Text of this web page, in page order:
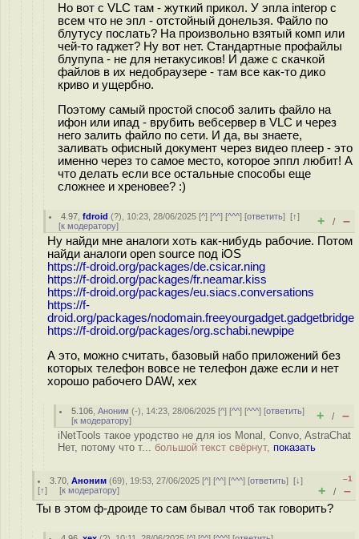
Но вот с VLC там - жуткий прикол. У эпла interop с
всем что не эпл - отстойный донельзя. Файло по
блутусу послать? На произвольно взятый комп или
чей-то гаджет? Ну вот нет. Стандартные профайлы
блупупа - не для нетакусиков! И даже с скачкой
файлов в их недобраузере - там все как-то дико
криво и ущербно.
Поэтому самый простой способ залить файло на
ифон или ипад - врубить вебсервер в VLC и через
него залить файло по сети. И да, вы знаете,
заливать офисный документ через видео плеер - это
именно через то самое место, которое эппл любит! А
что делать если все остальные способы еще
сложнее и хреновее? :)
4.97 ,fdroid (?), 10:23, 28/06/2025 [^] [^^] [^^^] [ответить][↑]
[к модератору] + / –
Ну найди мне аналоги хоть как-нибудь рабочие. Потом
найди аналоги open source под iOS
https://f-droid.org/packages/de.csicar.ning
https://f-droid.org/packages/fr.neamar.kiss
https://f-droid.org/packages/eu.siacs.conversations
https://f-
droid.org/packages/nodomain.freeyourgadget.gadgetbridge
https://f-droid.org/packages/org.schabi.newpipe
А это, можно считать, базовый набо приложений без
которых телефон вовсе не телефон даже если и нет
хорошо рабочего DAW, хех
5.106 ,Аноним (-), 14:23, 28/06/2025 [^] [^^] [^^^] [ответить]
[к модератору] + / –
iNetTools такое уродство не для ios Monal, Convo, AstraChat
Нет, потому что т... большой текст свёрнут, показать
3.70 ,Аноним (69), 19:53, 27/06/2025 [^] [^^] [^^^] [ответить][↓]
[↑] [к модератору]
–1
+ / –
Ты в этом ф-дроиде то сам бывал чтоб так говорить?